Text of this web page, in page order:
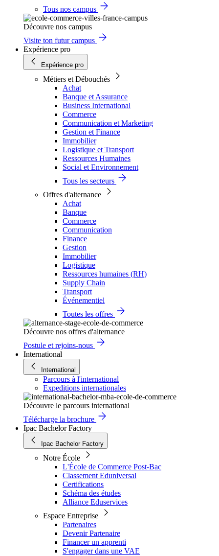
Tous nos campus
Découvre nos campus
Visite ton futur campus
Expérience pro
Expérience pro
Métiers et Débouchés
Achat
Banque et Assurance
Business International
Commerce
Communication et Marketing
Gestion et Finance
Immobilier
Logistique et Transport
Ressources Humaines
Social et Environnement
Tous les secteurs
Offres d'alternance
Achat
Banque
Commerce
Communication
Finance
Gestion
Immobilier
Logistique
Ressources humaines (RH)
Supply Chain
Transport
Événementiel
Toutes les offres
Découvre nos offres d'alternance
Postule et rejoins-nous
International
International
Parcours à l'international
Expeditions internationales
Découvre le parcours international
Télécharge la brochure
Ipac Bachelor Factory
Ipac Bachelor Factory
Notre École
L'École de Commerce Post-Bac
Classement Eduniversal
Certifications
Schéma des études
Alliance Eduservices
Espace Entreprise
Partenaires
Devenir Partenaire
Financer un apprenti
S'engager dans une VAE